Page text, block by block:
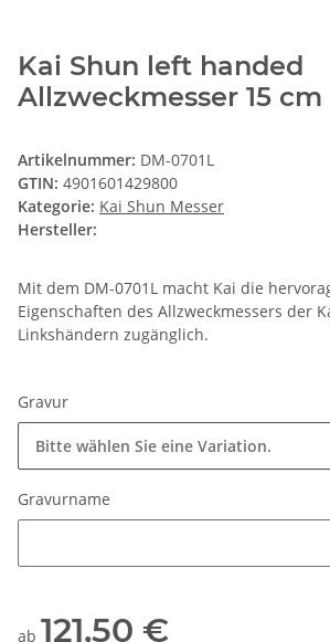
Kai Shun left handed
Allzweckmesser 15 cm
Artikelnummer: DM-0701L
GTIN: 4901601429800
Kategorie: Kai Shun Messer
Hersteller:
Mit dem DM-0701L macht Kai die
Eigenschaften des Allzweckmessers der
Linkshändern zugänglich.
Gravur
Bitte wählen Sie eine Variation.
Gravurname
ab 121,50 €